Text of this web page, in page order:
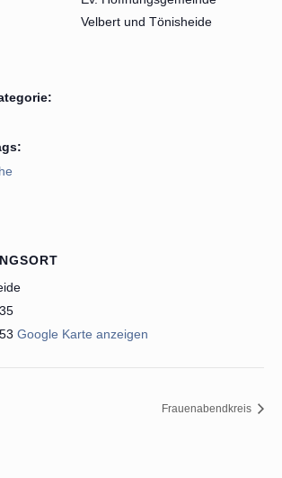
Google Karte anzeigen
Velbert und Tönisheide
Frauenabendkreis